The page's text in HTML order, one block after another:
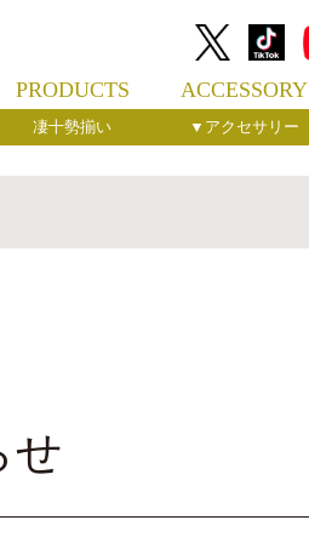
PRODUCTS
凄十勢揃い
ACCESSORY
▼アクセサリー
せ